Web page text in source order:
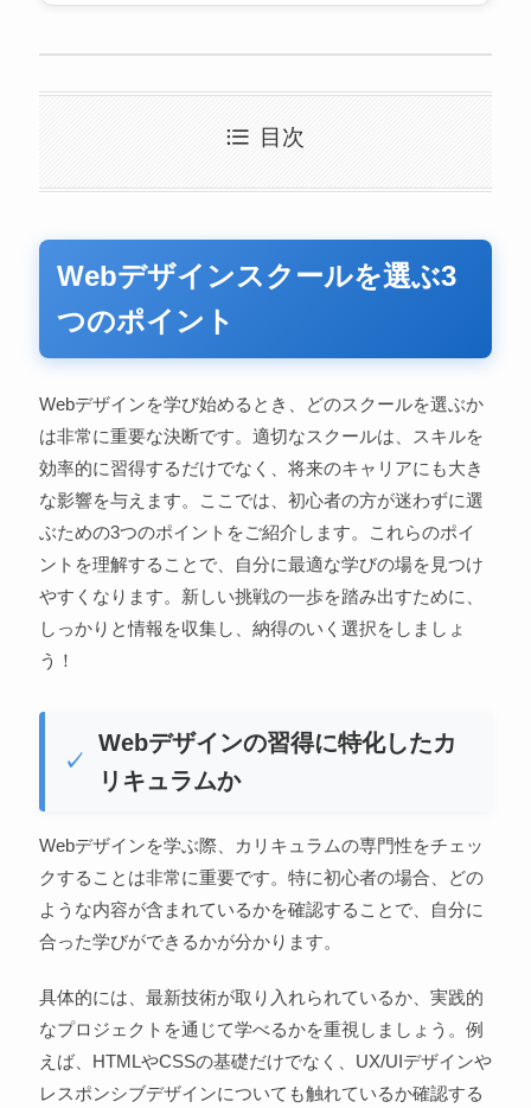
目次
Webデザインスクールを選ぶ3
つのポイント
Webデザインを学び始めるとき、どのスクールを選ぶか
は非常に重要な決断です。適切なスクールは、スキルを
効率的に習得するだけでなく、将来のキャリアにも大き
な影響を与えます。ここでは、初心者の方が迷わずに選
ぶための3つのポイントをご紹介します。これらのポイ
ントを理解することで、自分に最適な学びの場を見つけ
やすくなります。新しい挑戦の一歩を踏み出すために、
しっかりと情報を収集し、納得のいく選択をしましょ
う！
Webデザインの習得に特化したカ
リキュラムか
Webデザインを学ぶ際、カリキュラムの専門性をチェッ
クすることは非常に重要です。特に初心者の場合、どの
ような内容が含まれているかを確認することで、自分に
合った学びができるかが分かります。
具体的には、最新技術が取り入れられているか、実践的
なプロジェクトを通じて学べるかを重視しましょう。例
えば、HTMLやCSSの基礎だけでなく、UX/UIデザインや
レスポンシブデザインについても触れているか確認する